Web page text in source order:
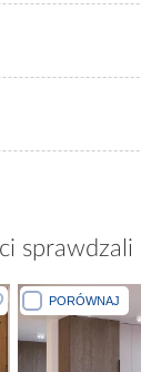
PORÓWNAJ